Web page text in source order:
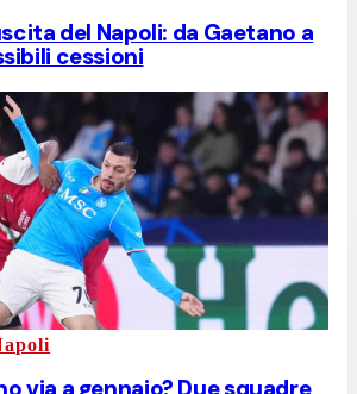
del Napoli: da Gaetano a
cessioni